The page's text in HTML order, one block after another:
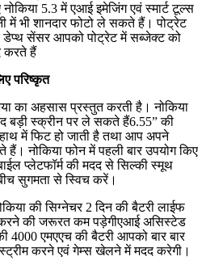
5.3 में एआई इमेजिंग एवं स्मार्ट टूल्स
में भी शानदार फोटो ले सकते हैं। पोट्रेट
सेंसर आपको पोट्रेट में सब्जेक्ट को
करते हैं
परिष्कृत
का अहसास प्रस्तुत करती है। नोकिया
बड़ी स्क्रीन पर ले सकते हैं6.55” की
में फिट हो जाती है तथा आप अपने
हैं। नोकिया फोन में पहली बार उपयोग किए
प्लेटफॉर्म की मदद से सिल्की स्मूथ
सुगमता से स्विच करें।
की सिग्नेचर 2 दिन की बैटरी लाईफ
करने की जरूरत कम पड़ेगीएआई असिस्टेड
4000 एमएएच की बैटरी आपको बार बार
स्ट्रीम करने एवं गेम्स खेलने में मदद करेगी।